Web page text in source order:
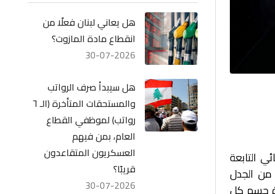
التابعة
منتصف أيار 2026، بعد أشهر من الجدل
حسم كل
هل يعاني لبنان فعلًا من
انقطاع مادة المازوت؟
30-07-2026
هل سيبدأ صرف الرواتب
والمستحقات المتأخرة (الـ ٦
رواتب) لموظفي القطاع
العام، بمن فيهم
العسكريون المتقاعدون
قريبًا؟
30-07-2026